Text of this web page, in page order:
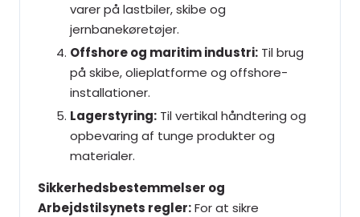
varer på lastbiler, skibe og
jernbanekøretøjer.
Offshore og maritim industri: Til brug
på skibe, olieplatforme og offshore-
installationer.
Lagerstyring: Til vertikal håndtering og
opbevaring af tunge produkter og
materialer.
Sikkerhedsbestemmelser og
Arbejdstilsynets regler:For at sikre